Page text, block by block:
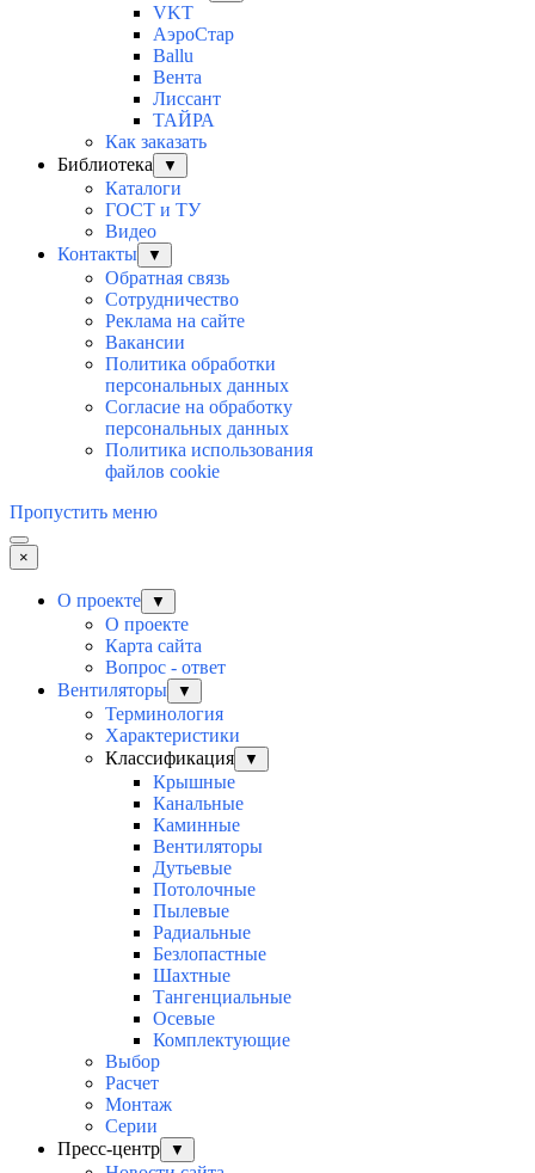
VKT
АэроСтар
Ballu
Вента
Лиссант
ТАЙРА
Как заказать
Библиотека
▼
Каталоги
ГОСТ и ТУ
Видео
Контакты
▼
Обратная связь
Сотрудничество
Реклама на сайте
Вакансии
Политика обработки
персональных данных
Согласие на обработку
персональных данных
Политика использования
файлов cookie
Пропустить меню
×
О проекте ▼
О проекте
Карта сайта
Вопрос - ответ
Вентиляторы
▼
Терминология
Характеристики
Классификация
▼
Крышные
Канальные
Каминные
Вентиляторы
Дутьевые
Потолочные
Пылевые
Радиальные
Безлопастные
Шахтные
Тангенциальные
Осевые
Комплектующие
Выбор
Расчет
Монтаж
Серии
Пресс-центр
▼